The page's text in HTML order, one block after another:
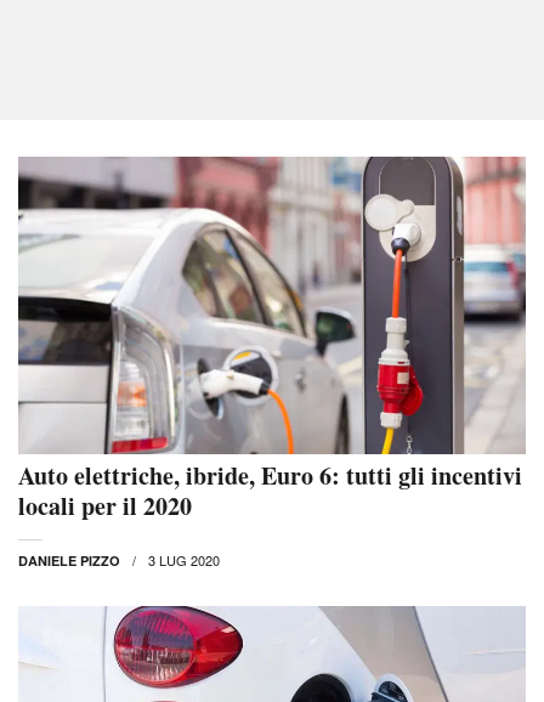
Auto elettriche, ibride, Euro 6: tutti gli incentivi
locali per il 2020
DANIELE PIZZO 3 LUG 2020